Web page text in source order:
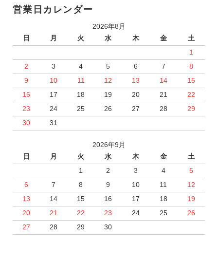
営業日カレンダー
2026年8月
日
月 火 水 木 金
土
1
2
3 4 5 6 7
8
9
10 11 12 13 14
15
16
17 18 19 20 21
22
23
24 25 26 27 28
29
30
31
2026年9月
日
月 火 水 木 金
土
1
2 3 4
5
6
7 8 9 10 11
12
13
14 15 16 17 18
19
20
21 22 23 24 25
26
27
28 29 30